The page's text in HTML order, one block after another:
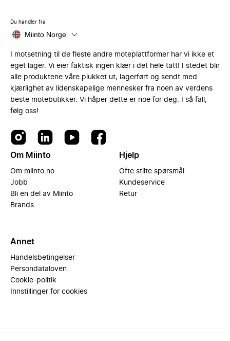
Du handler fra
Miinto Norge
I motsetning til de fleste andre moteplattformer har vi ikke et
eget lager. Vi eier faktisk ingen klær i det hele tatt! I stedet blir
alle produktene våre plukket ut, lagerført og sendt med
kjærlighet av lidenskapelige mennesker fra noen av verdens
beste motebutikker. Vi håper dette er noe for deg. I så fall,
følg oss!
Om Miinto
Om miinto.no
Jobb
Bli en del av Miinto
Brands
Hjelp
Ofte stilte spørsmål
Kundeservice
Retur
Annet
Handelsbetingelser
Persondataloven
Cookie-politik
Innstillinger for cookies